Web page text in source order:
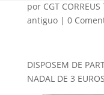
por CGT
antiguo| 0
DISPOSEM DE
NADAL DE 3 EUROS